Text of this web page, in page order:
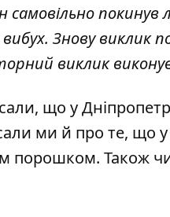
самовільно
Знову виклик
виклик
що у
ми й про те, що у
порошком. Також